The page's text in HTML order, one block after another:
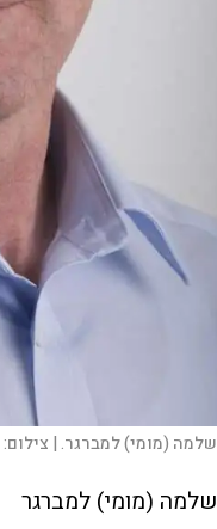
שלמה (מומי) למברגר. | צילום:
שלמה (מומי) למברגר